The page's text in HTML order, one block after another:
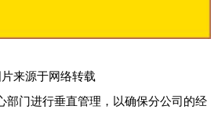
片来源于网络转载
部门进行垂直管理，以确保分公司的经